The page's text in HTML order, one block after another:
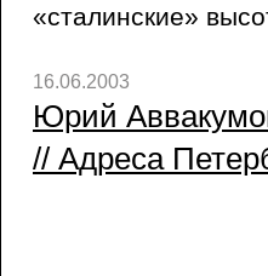
«сталинские»
16.06.2003
Юрий
// Адреса